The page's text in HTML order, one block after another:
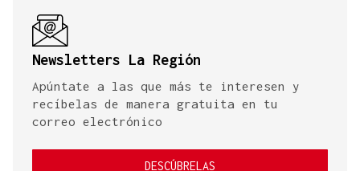
Newsletters La Región
Apúntate a las que más te interesen y
recíbelas de manera gratuita en tu
correo electrónico
DESCÚBRELAS